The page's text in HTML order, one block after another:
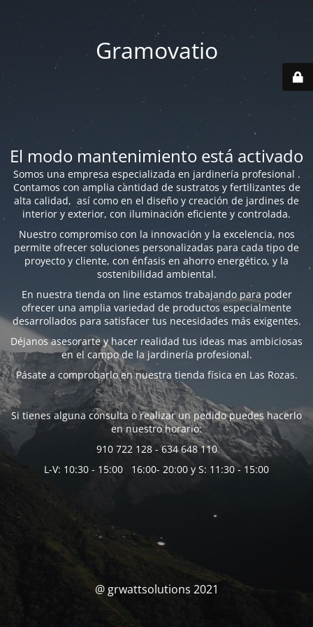
Gramovatio
El modo mantenimiento está activado
Somos una empresa especializada en jardinería profesional .
Contamos con amplia cantidad de sustratos y fertilizantes de
alta calidad, así como en el diseño y creación de jardines de
interior y exterior, con iluminación eficiente y controlada.
Nuestro compromiso con la innovación y la excelencia, nos
permite ofrecer soluciones personalizadas para cada tipo de
proyecto y cliente, con énfasis en ahorro energético, y la
sostenibilidad ambiental.
En nuestra tienda on line estamos trabajando para poder
ofrecer una amplia variedad de productos especialmente
desarrollados para satisfacer tus necesidades más exigentes.
Déjanos asesorarte y hacer realidad tus ideas mas ambiciosas
en el campo de la jardinería profesional.
Pásate a comprobarlo en nuestra tienda física en Las Rozas.
Si tienes alguna consulta o realizar un pedido puedes hacerlo
en nuestro horario:
910 722 128 - 634 648 110
L-V: 10:30 - 15:00 16:00- 20:00 y S: 11:30 - 15:00
@ grwattsolutions 2021